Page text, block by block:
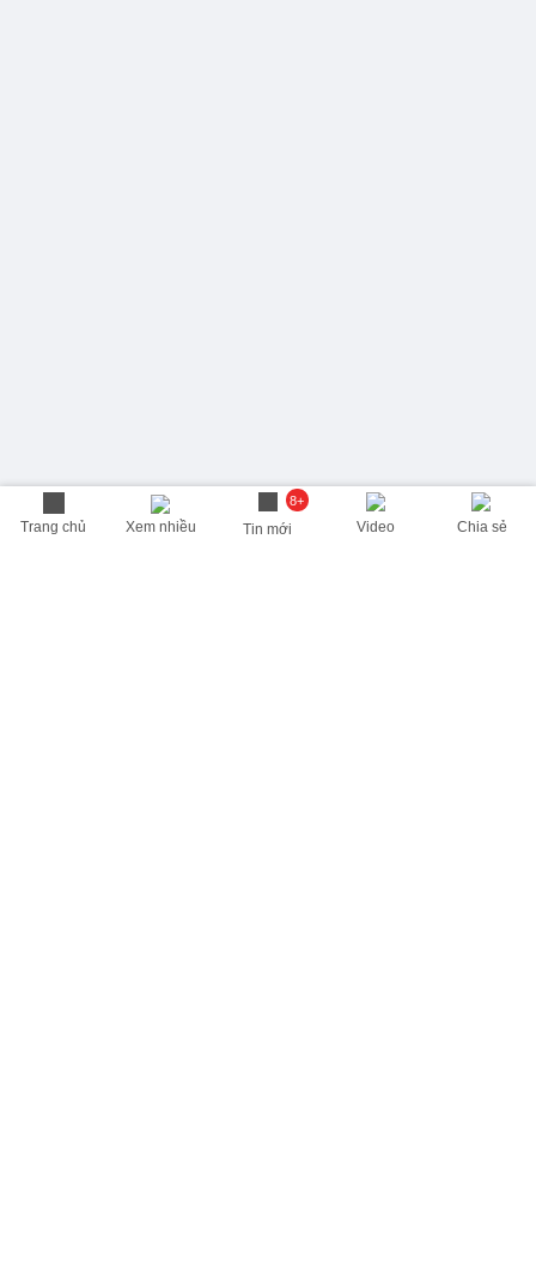
Trang chủ Xem nhiều
8+
Tin mới Video Chia sẻ